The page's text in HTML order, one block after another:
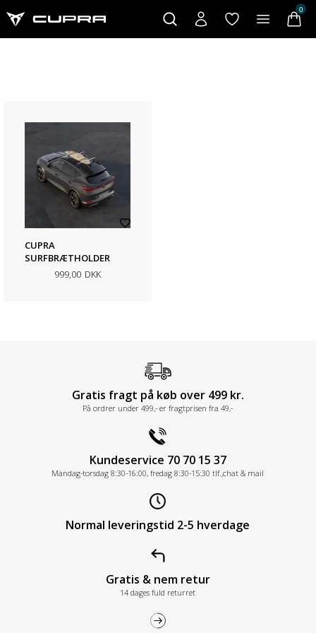
0
CUPRA
SURFBRÆTHOLDER
999,00 DKK
Gratis fragt på køb over 499 kr.
På ordrer under 499,- er fragtprisen fra 49,-
Kundeservice 70 70 15 37
Mandag-torsdag 8:30-16:00, fredag 8:30-15:30 tlf.,chat & mail
Normal leveringstid 2-5 hverdage
Gratis & nem retur
14 dages fuld returret